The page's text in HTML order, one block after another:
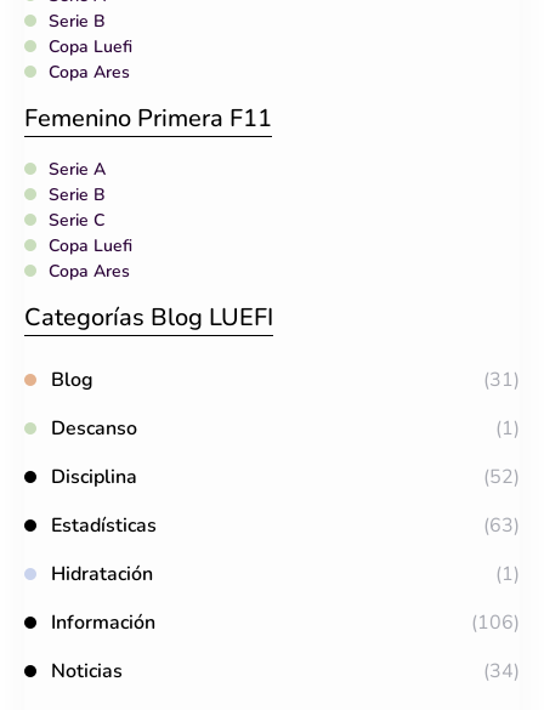
Serie B
Copa Luefi
Copa Ares
Femenino Primera F11
Serie A
Serie B
Serie C
Copa Luefi
Copa Ares
Categorías Blog LUEFI
Blog
(31)
Descanso
(1)
Disciplina
(52)
Estadísticas
(63)
Hidratación
(1)
Información
(106)
Noticias
(34)